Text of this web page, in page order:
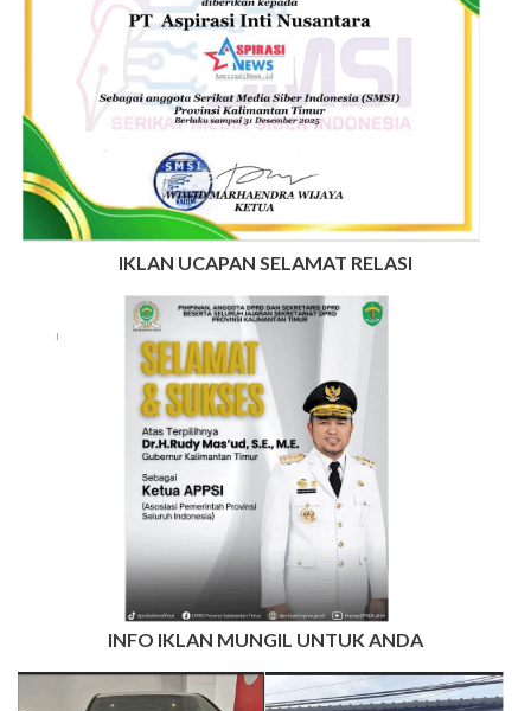
IKLAN UCAPAN SELAMAT RELASI
INFO IKLAN MUNGIL UNTUK ANDA